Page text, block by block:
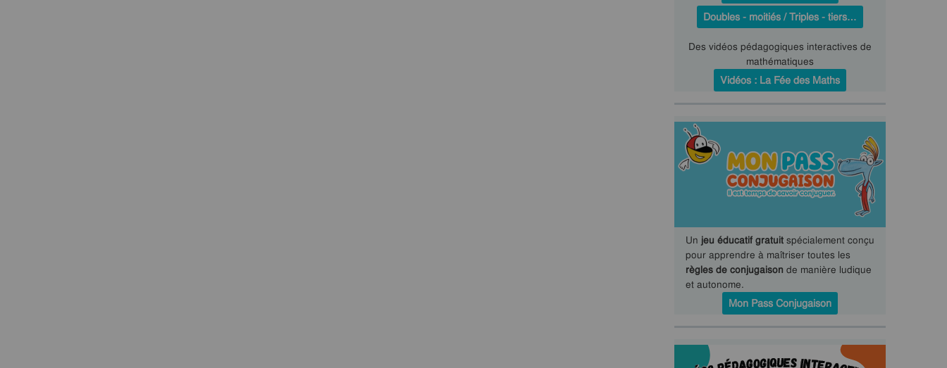
Doubles - moitiés / Triples - tiers…
Des vidéos pédagogiques interactives de
mathématiques
Vidéos : La Fée des Maths
Un jeu éducatif gratuitspécialement conçu
pour apprendre à maîtriser toutes les
règles de conjugaison de manière ludique
et autonome.
Mon Pass Conjugaison